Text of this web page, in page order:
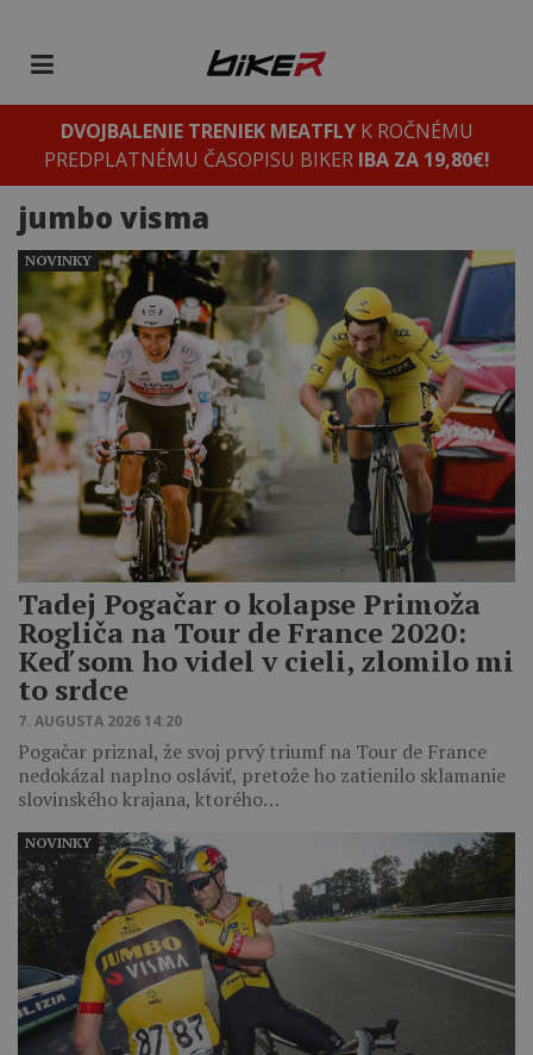
DVOJBALENIE TRENIEK MEATFLYK ROČNÉMU
PREDPLATNÉMU ČASOPISU BIKER IBA ZA 19,80€!
jumbo visma
Tadej Pogačar o kolapse Primoža
Rogliča na Tour de France 2020:
Keď som ho videl v cieli, zlomilo mi
to srdce
7. AUGUSTA 2026 14:20
Pogačar priznal, že svoj prvý triumf na Tour de France
nedokázal naplno osláviť, pretože ho zatienilo sklamanie
slovinského krajana, ktorého…
NOVINKY
NOVINKY